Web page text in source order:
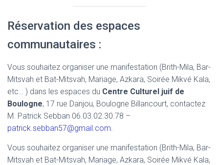
Réservation des espaces
communautaires :
Vous souhaitez organiser une manifestation (Brith-Mila, Bar-
Mitsvah et Bat-Mitsvah, Mariage, Azkara, Soirée Mikvé Kala,
etc… ) dans les espaces du Centre Culturel juif de
Boulogne, 17 rue Danjou, Boulogne Billancourt, contactez
M. Patrick Sebban 06.03.02.30.78 –
patrick.sebban57@gmail.com.
Vous souhaitez organiser une manifestation (Brith-Mila, Bar-
Mitsvah et Bat-Mitsvah, Mariage, Azkara, Soirée Mikvé Kala,